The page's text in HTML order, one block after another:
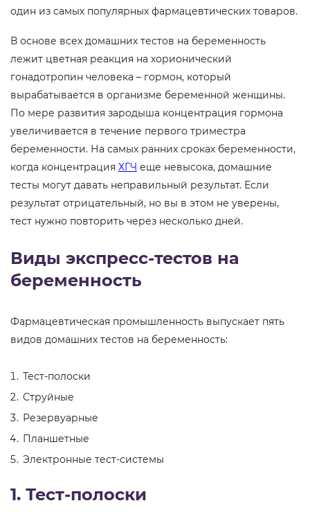
один из самых популярных фармацевтических товаров.
В основе всех домашних тестов на беременность
лежит цветная реакция на хорионический
гонадотропин человека – гормон, который
вырабатывается в организме беременной женщины.
По мере развития зародыша концентрация гормона
увеличивается в течение первого триместра
беременности. На самых ранних сроках беременности,
когда концентрация ХГЧ еще невысока, домашние
тесты могут давать неправильный результат. Если
результат отрицательный, но вы в этом не уверены,
тест нужно повторить через несколько дней.
Виды экспресс-тестов на
беременность
Фармацевтическая промышленность выпускает пять
видов домашних тестов на беременность:
Тест-полоски
Струйные
Резервуарные
Планшетные
Электронные тест-системы
1. Тест-полоски